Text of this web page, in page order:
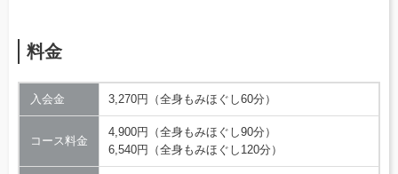
料金
入会金 3,270円（全身もみほぐし60分）
コース料金
4,900円（全身もみほぐし90分）
6,540円（全身もみほぐし120分）